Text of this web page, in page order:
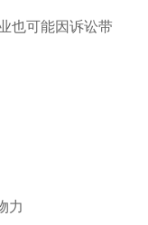
可能因诉讼带
力